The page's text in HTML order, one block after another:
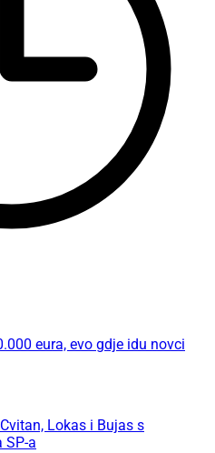
eura, evo gdje idu novci
Lokas i Bujas s
SP-a